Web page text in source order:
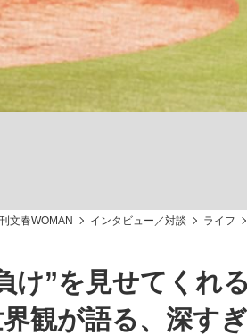
大阪税関が見つけた中国向け「ニセ
「善か悪かはどちらでもいい」リアル『
終戦から81年
私のあのとき、私のいま
文春WOMAN インタビュー／対談 ライフ
負け”を見せてくれ
観が語る、深す